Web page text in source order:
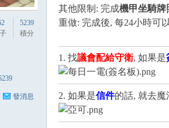
5239
積分
發消息
其他限制: 完成機甲坐騎牌
重做: 完成後, 每24小時可
1. 找議會配給守衛, 如果是
2. 如果是信件的話, 就去魔